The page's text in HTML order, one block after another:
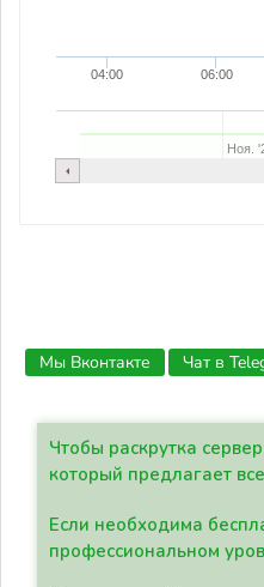
04:00 06:00
Ноя.
Мы Вконтакте Чат в
Чтобы раскрутка
который предлагает
Если необходима
профессиональном